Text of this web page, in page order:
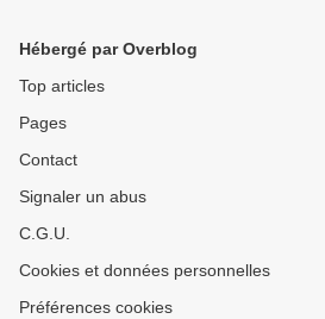
Hébergé par Overblog
Top articles
Pages
Contact
Signaler un abus
C.G.U.
Cookies et données personnelles
Préférences cookies